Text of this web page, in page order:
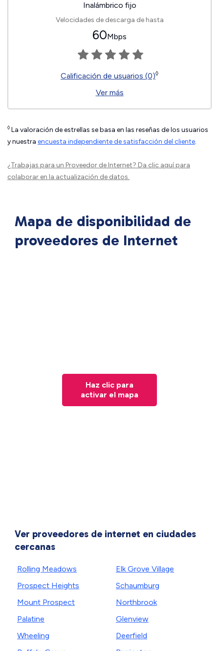
Inalámbrico fijo
Velocidades de descarga de hasta
60Mbps
Calificación de usuarios (0)◊
Ver más
◊ La valoración de estrellas se basa en las reseñas de los usuarios
y nuestra encuesta independiente de satisfacción del cliente.
¿Trabajas para un Proveedor de Internet? Da clic aquípara
colaborar en la actualización de datos.
Mapa de disponibilidad de
proveedores de Internet
Haz clic para
activar el mapa
Ver proveedores de internet en ciudades
cercanas
Rolling Meadows
Prospect Heights
Mount Prospect
Palatine
Wheeling
Elk Grove Village
Schaumburg
Northbrook
Glenview
Deerfield